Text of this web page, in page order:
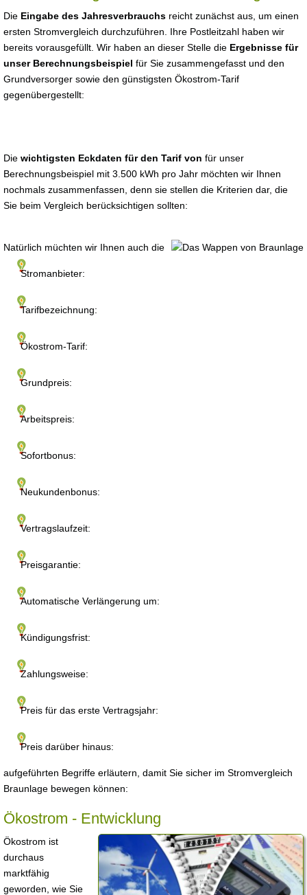
Die Eingabe des Jahresverbrauchs reicht zunächst aus, um einen
ersten Stromvergleich durchzuführen. Ihre Postleitzahl haben wir
bereits vorausgefüllt. Wir haben an dieser Stelle die Ergebnisse für
unser Berechnungsbeispiel für Sie zusammengefasst und den
Grundversorger sowie den günstigsten Ökostrom-Tarif
gegenübergestellt:
Die wichtigsten Eckdaten für den Tarif von für unser
Berechnungsbeispiel mit 3.500 kWh pro Jahr möchten wir Ihnen
nochmals zusammenfassen, denn sie stellen die Kriterien dar, die
Sie beim Vergleich berücksichtigen sollten:
Stromanbieter:
Tarifbezeichnung:
Ökostrom-Tarif:
Grundpreis:
Arbeitspreis:
Sofortbonus:
Neukundenbonus:
Vertragslaufzeit:
Preisgarantie:
Automatische Verlängerung um:
Kündigungsfrist:
Zahlungsweise:
Preis für das erste Vertragsjahr:
Preis darüber hinaus:
Natürlich müchten wir Ihnen auch die
aufgeführten Begriffe erläutern, damit Sie sicher im Stromvergleich
Braunlage bewegen können:
Ökostrom - Entwicklung
Ökostrom ist
durchaus
marktfähig
geworden, wie Sie